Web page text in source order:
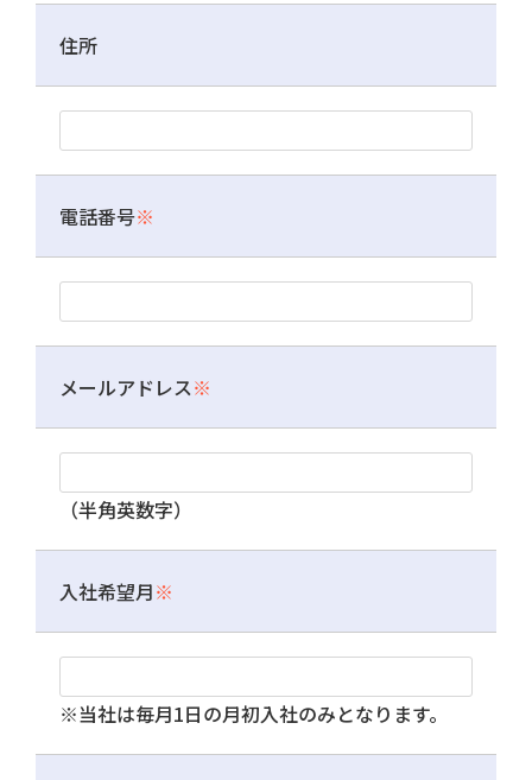
住所
電話番号※
メールアドレス※
（半角英数字）
入社希望月※
※当社は毎月1日の月初入社のみとなります。